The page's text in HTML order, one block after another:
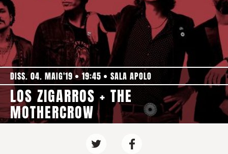
DISS. 04. MAIG'19 19:45 SALA APOLO
LOS ZIGARROS + THE
MOTHERCROW